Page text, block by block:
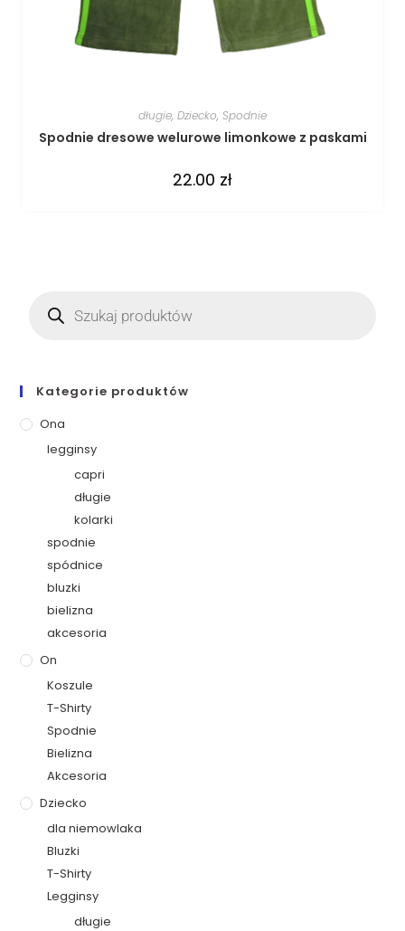
długie, Dziecko, Spodnie
Spodnie dresowe welurowe limonkowe z paskami
22.00 zł
Kategorie produktów
Ona
legginsy
capri
długie
kolarki
spodnie
spódnice
bluzki
bielizna
akcesoria
On
Koszule
T-Shirty
Spodnie
Bielizna
Akcesoria
Dziecko
dla niemowlaka
Bluzki
T-Shirty
Legginsy
długie